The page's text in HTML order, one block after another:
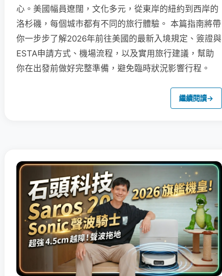
心。美國幅員遼闊，文化多元，從東岸的紐約到西岸的
洛杉磯，每個城市都有不同的旅行體驗。 本篇指南將帶
你一步步了解2026年前往美國的最新入境規定、簽證與
ESTA申請方式、機場流程，以及實用旅行建議，幫助
你在出發前做好完整準備，避免臨時狀況影響行程。
繼續閱讀→